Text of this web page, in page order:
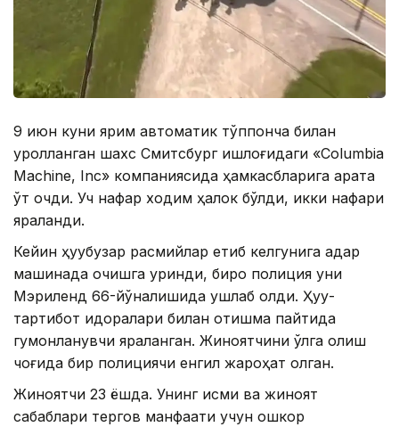
9 июн куни ярим автоматик тўппонча билан
қуролланган шахс Смитсбург қишлоғидаги «Cоlumbia
Мachine, Inc» компаниясида ҳамкасбларига қарата
ўт очди. Уч нафар ходим ҳалок бўлди, икки нафари
яраланди.
Кейин ҳуқуқбузар расмийлар етиб келгунига қадар
машинада қочишга уринди, бироқ полиция уни
Мэриленд 66-йўналишида ушлаб олди. Ҳуқуқ-
тартибот идоралари билан отишма пайтида
гумонланувчи яраланган. Жиноятчини қўлга олиш
чоғида бир полициячи енгил жароҳат олган.
Жиноятчи 23 ёшда. Унинг исми ва жиноят
сабаблари тергов манфаати учун ошкор